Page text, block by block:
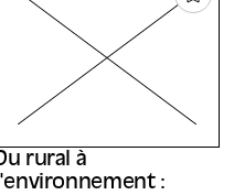
rural à
: